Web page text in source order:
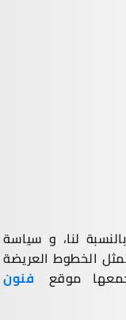
لنا، و سياسة
الخطوط العريضة
موقع
فنون